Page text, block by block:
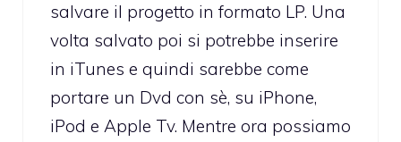
salvare il progetto in formato LP. Una
volta salvato poi si potrebbe inserire
in iTunes e quindi sarebbe come
portare un Dvd con sè, su iPhone,
iPod e Apple Tv. Mentre ora possiamo